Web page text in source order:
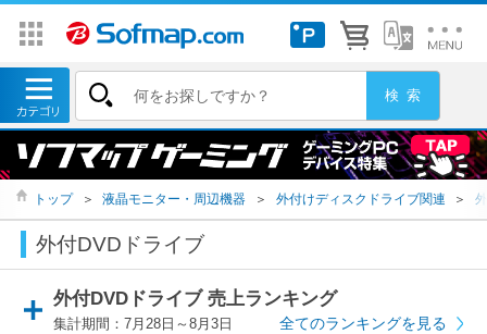
トップ ＞ 液晶モニター・周辺機器 ＞ 外付けディスクドライブ関連 ＞
外付DVDドライブ
外付DVDドライブ 売上ランキング
集計期間：7月28日～8月3日 全てのランキングを見る